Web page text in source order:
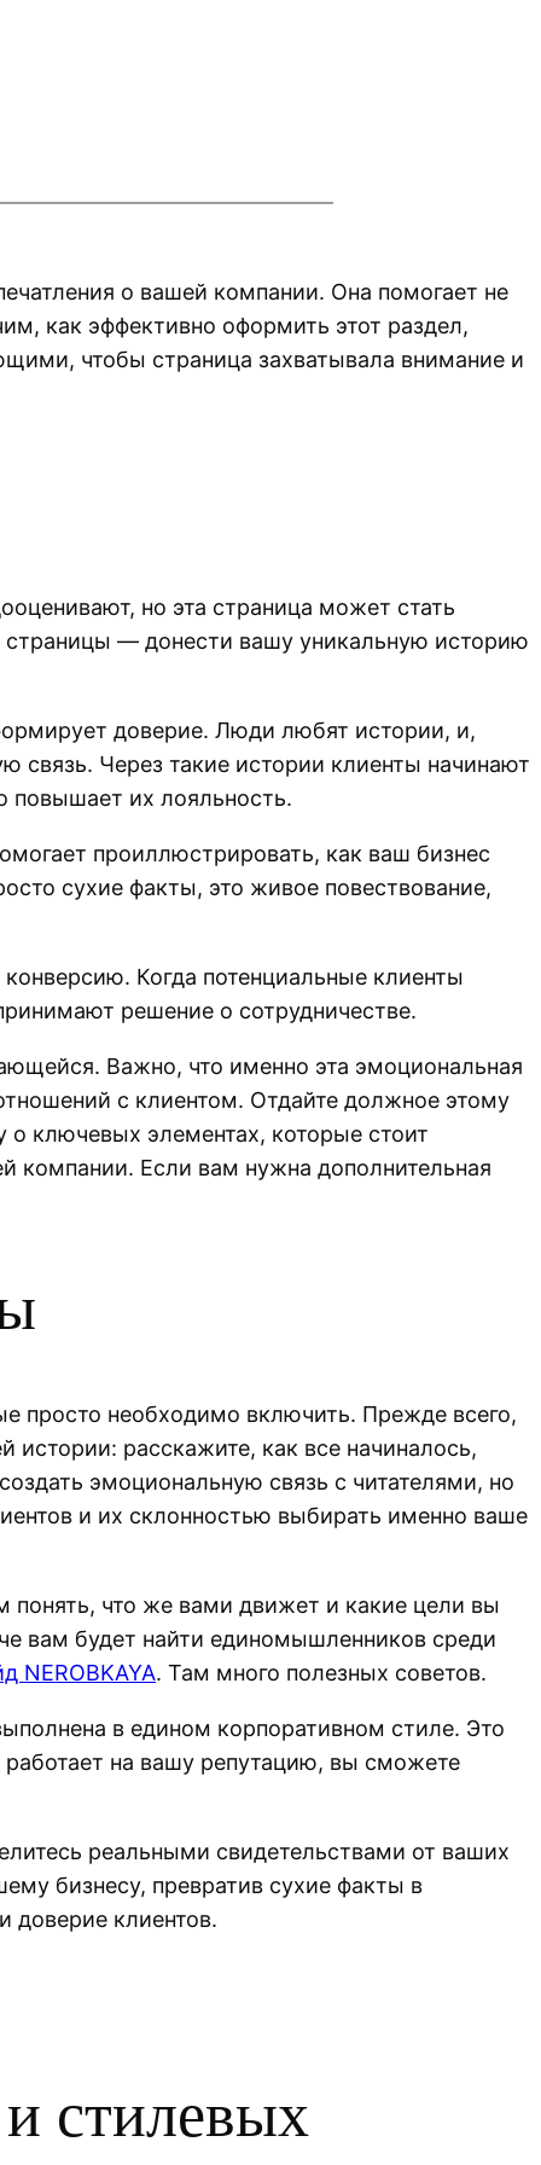
о вашей компании. Она помогает не
как эффективно оформить этот раздел,
чтобы страница захватывала внимание и
но эта страница может стать
— донести вашу уникальную историю
доверие. Люди любят истории, и,
связь. Через такие истории клиенты начинают
повышает их лояльность.
проиллюстрировать, как ваш бизнес
сухие факты, это живое повествование,
Когда потенциальные клиенты
решение о сотрудничестве.
Важно, что именно эта эмоциональная
с клиентом. Отдайте должное этому
о ключевых элементах, которые стоит
компании. Если вам нужна дополнительная
просто необходимо включить. Прежде всего,
расскажите, как все начиналось,
эмоциональную связь с читателями, но
и их склонностью выбирать именно ваше
понять, что же вами движет и какие цели вы
вам будет найти единомышленников среди
NEROBKAYA. Там много полезных советов.
в едином корпоративном стиле. Это
на вашу репутацию, вы сможете
реальными свидетельствами от ваших
бизнесу, превратив сухие факты в
доверие клиентов.
стилевых